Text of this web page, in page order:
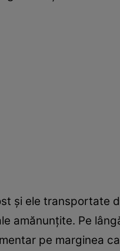
și ele transportate
amănunțite. Pe
pe marginea